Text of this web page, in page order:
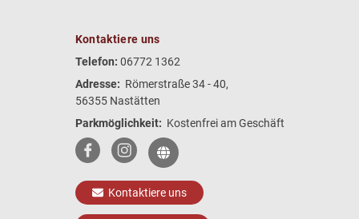
Kontaktiere uns
Telefon: 06772 1362
Adresse: Römerstraße 34 - 40,
56355 Nastätten
Parkmöglichkeit: Kostenfrei am Geschäft
Kontaktiere uns